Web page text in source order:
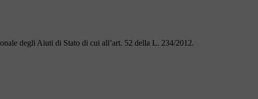
degli Aiuti di Stato di cui all’art. 52 della L. 234/2012.